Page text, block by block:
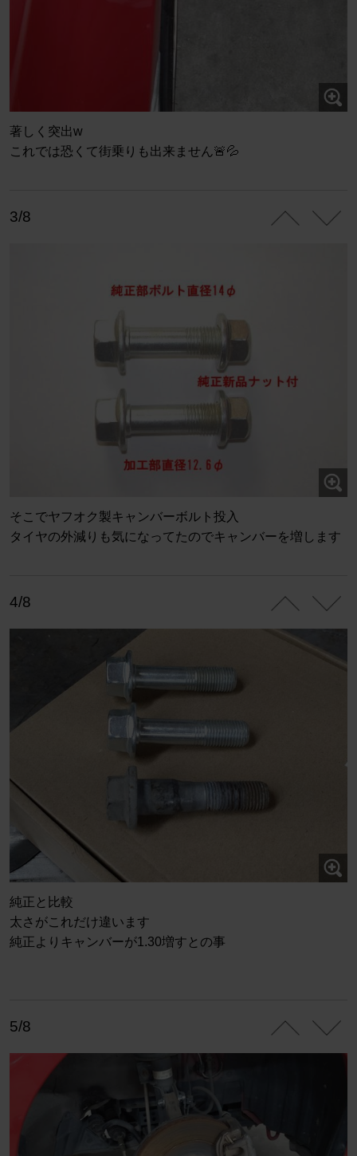
著しく突出w
これでは恐くて街乗りも出来ません🚨💦
3/8
そこでヤフオク製キャンバーボルト投入
タイヤの外減りも気になってたのでキャンバーを増します
4/8
純正と比較
太さがこれだけ違います
純正よりキャンバーが1.30増すとの事
5/8